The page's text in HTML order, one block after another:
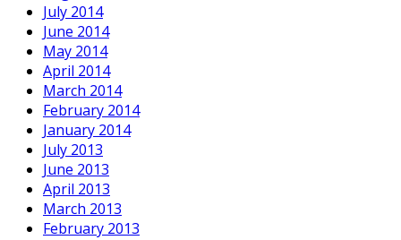
July 2014
June 2014
May 2014
April 2014
March 2014
February 2014
January 2014
July 2013
June 2013
April 2013
March 2013
February 2013